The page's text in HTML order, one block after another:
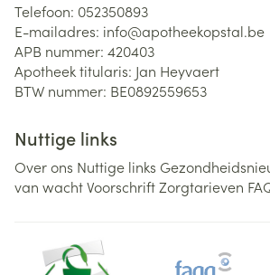
Telefoon: 052350893
E-mailadres: info@apotheekopstal.be
APB nummer: 420403
Apotheek titularis: Jan Heyvaert
BTW nummer: BE0892559653
Nuttige links
Over ons Nuttige links
van wachtVoorschriftZorgtarieven